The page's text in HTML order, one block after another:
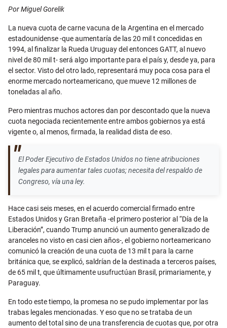
Email
Por Miguel Gorelik
La nueva cuota de carne vacuna de la Argentina en el mercado
estadounidense -que aumentaría de las 20 mil t concedidas en
1994, al finalizar la Rueda Uruguay del entonces GATT, al nuevo
nivel de 80 mil t- será algo importante para el país y, desde ya, para
el sector. Visto del otro lado, representará muy poca cosa para el
enorme mercado norteamericano, que mueve 12 millones de
toneladas al año.
Pero mientras muchos actores dan por descontado que la nueva
cuota negociada recientemente entre ambos gobiernos ya está
vigente o, al menos, firmada, la realidad dista de eso.
El Poder Ejecutivo de Estados Unidos no tiene atribuciones
legales para aumentar tales cuotas; necesita del respaldo de
Congreso, vía una ley.
Hace casi seis meses, en el acuerdo comercial firmado entre
Estados Unidos y Gran Bretaña -el primero posterior al “Día de la
Liberación”, cuando Trump anunció un aumento generalizado de
aranceles no visto en casi cien años-, el gobierno norteamericano
comunicó la creación de una cuota de 13 mil t para la carne
británica que, se explicó, saldrían de la destinada a terceros países,
de 65 mil t, que últimamente usufructúan Brasil, primariamente, y
Paraguay.
En todo este tiempo, la promesa no se pudo implementar por las
trabas legales mencionadas. Y eso que no se trataba de un
aumento del total sino de una transferencia de cuotas que, por otra